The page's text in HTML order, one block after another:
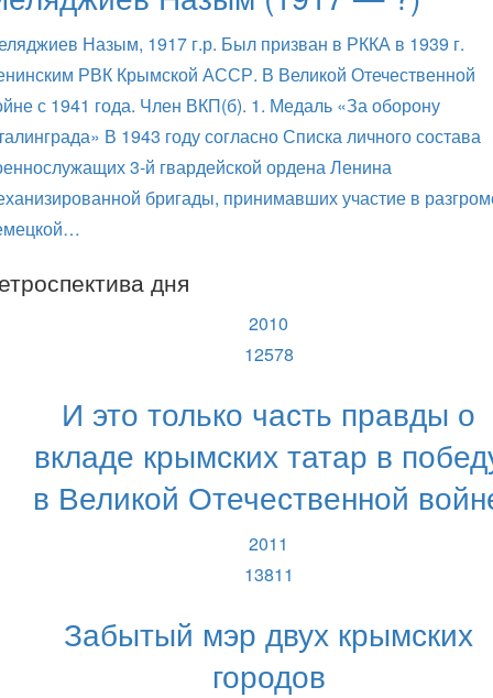
Назым, 1917 г.р. Был призван в РККА в 1939 г.
РВК Крымской АССР. В Великой Отечественной
с 1941 года. Член ВКП(б). 1. Медаль «За оборону
В 1943 году согласно Списка личного состава
3-й гвардейской ордена Ленина
бригады, принимавших участие в
дня
2010
12578
И это только часть правды о
вкладе крымских татар в
в Великой Отечественной
2011
13811
Забытый мэр двух крымских
городов